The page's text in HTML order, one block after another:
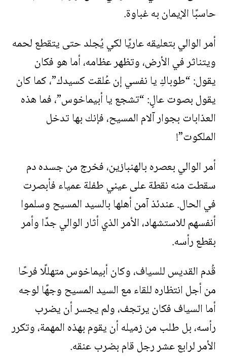
حاسبًا الإيمان به غباوة.
أمر الوالي بتعليقه عاريًا لكي يُجلد حتى يتقطع لحمه
ويتناثر في الأرض، وتظهر عظامه، أما هو فكان
يقول: “طوباكِ يا نفسي إن عُلقت كسيدك”، كما كان
يقول بصوت عالٍ: “تشجع يا أبيماخوس”، فما هذه
العذابات بجوار آلام المسيح، فإنك بها تدخل
الملكوت”!
أمر الوالي بعصره بالهنبازين، فخرج من جسده دم
سقطت منه نقطة على عيني طفلة عمياء فأبصرت
في الحال. عندئذ آمن أهلها بالسيد المسيح وسلموا
أنفسهم للاستشهاد، الأمر الذي أثار الوالي جدًا وأمر
بقطع رأسه.
قُدم القديس للسياف، وكان أبيماخوس متهللًا فرحًا
من أجل انتظاره للقاء مع السيد المسيح وجهًا لوجه
أما السياف فكان يرتجف، ولم يجسر أن يضرب
رأسه، بل طلب من زميله أن يقوم بهذه المهمة، وتكرر
الأمر لرابع عشر رجل قام بضرب عنقه.